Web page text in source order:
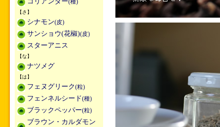
(種)
【さ】
シナモン(皮)
サンショウ(花椒)(皮)
スターアニス
【な】
ナツメグ
【は】
フェヌグリーク(粒)
フェンネルシード(種)
ブラックペッパー(粒)
ブラウン・カルダモン